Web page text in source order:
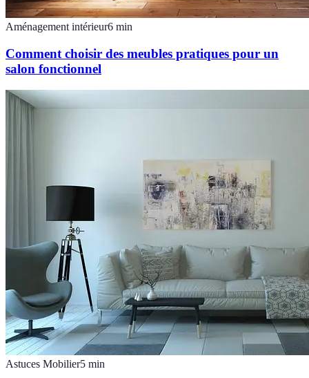
Aménagement intérieur6 min
Comment choisir des meubles pratiques pour un
salon fonctionnel
Astuces Mobilier5 min